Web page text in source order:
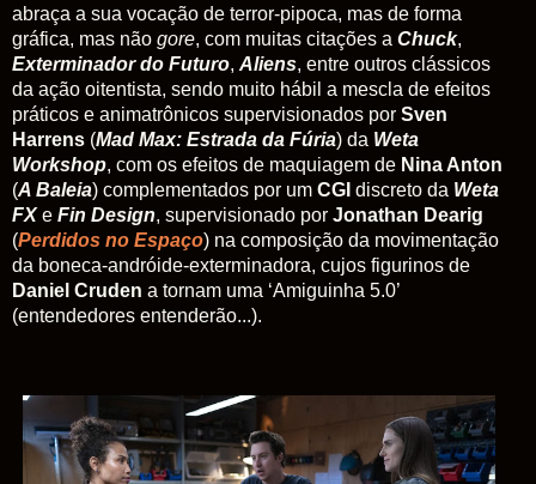
abraça a sua vocação de terror-pipoca, mas de forma
gráfica, mas não gore, com muitas citações a Chuck,
Exterminador do Futuro, Aliens, entre outros clássicos
da ação oitentista, sendo muito hábil a mescla de efeitos
práticos e animatrônicos supervisionados por Sven
Harrens (Mad Max: Estrada da Fúria) da Weta
Workshop, com os efeitos de maquiagem de Nina Anton
(A Baleia) complementados por um CGI discreto da Weta
FXe Fin Design, supervisionado por Jonathan Dearig
(Perdidos no Espaço) na composição da movimentação
da boneca-andróide-exterminadora, cujos figurinos de
Daniel Cruden a tornam uma ‘Amiguinha 5.0’
(entendedores entenderão...).